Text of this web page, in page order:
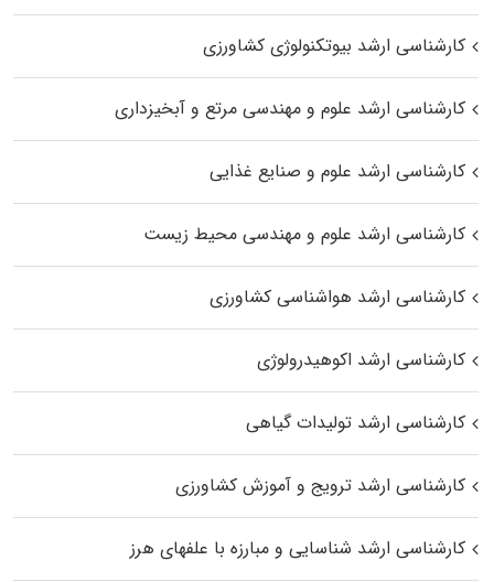
کارشناسی ارشد بیوتکنولوژی کشاورزی
کارشناسی ارشد علوم و مهندسی مرتع و آبخیزداری
کارشناسی ارشد علوم و صنایع غذایی
کارشناسی ارشد علوم و مهندسی محیط زیست
کارشناسی ارشد هواشناسی کشاورزی
کارشناسی ارشد اکوهیدرولوژی
کارشناسی ارشد تولیدات گیاهی
کارشناسی ارشد ترویج و آموزش کشاورزی
کارشناسی ارشد شناسایی و مبارزه با علفهای هرز